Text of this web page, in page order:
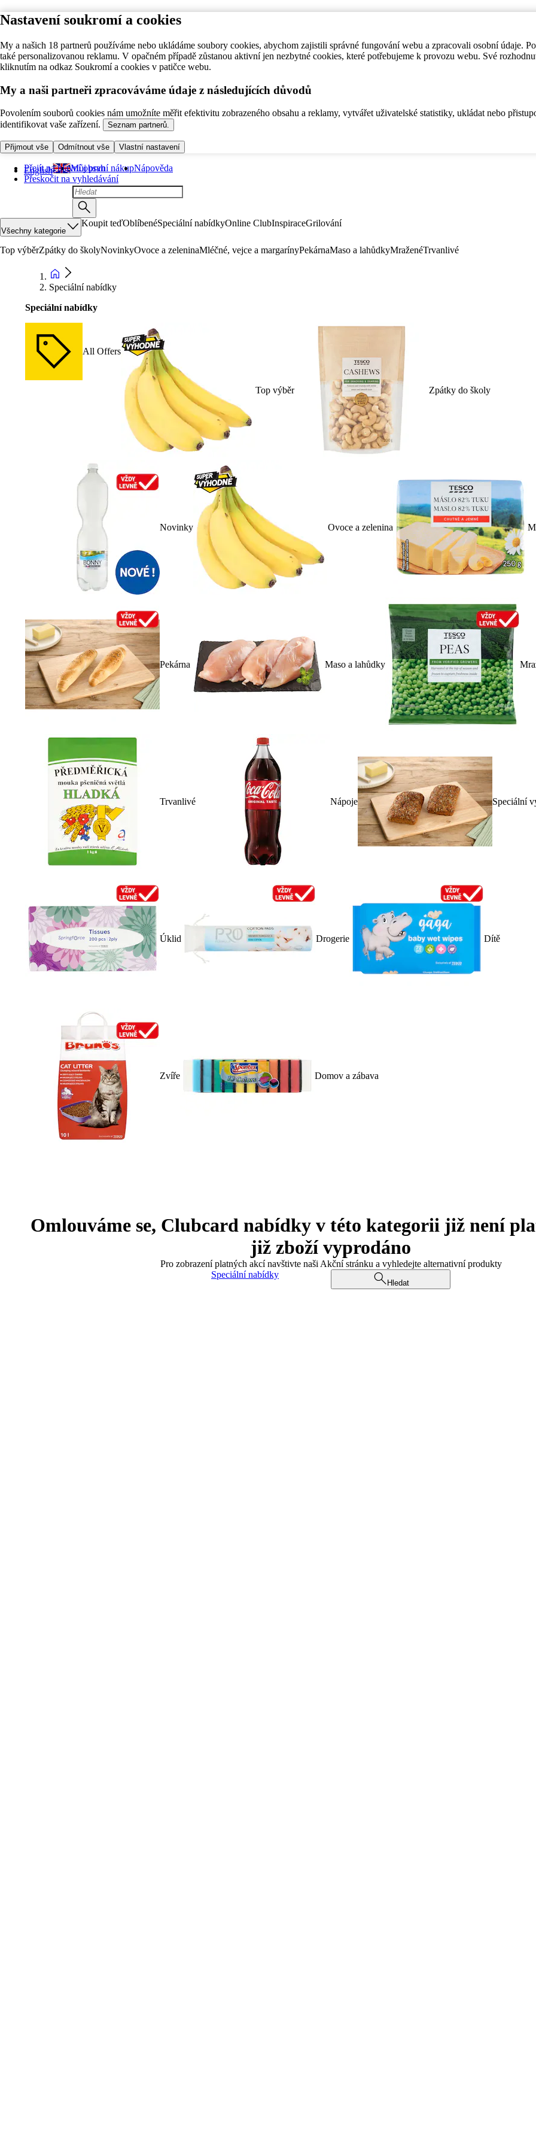
Nastavení soukromí a cookies
My a našich 18 partnerů používáme nebo ukládáme soubory cookies, abychom zajistili správné fungování webu a zpracovali osobní údaje.
také personalizovanou reklamu. V opačném případě zůstanou aktivní jen nezbytné cookies, které potřebujeme k provozu webu. Své
kliknutím na odkaz Soukromí a cookies v patičce webu.
My a naši partneři zpracováváme údaje z následujících důvodů
Povolením souborů cookies nám umožníte měřit efektivitu zobrazeného obsahu a reklamy, vytvářet uživatelské statistiky, ukládat nebo
identifikovat vaše zařízení.
Seznam partnerů.
Přijmout vše Odmítnout vše Vlastní nastavení
Přejít na hlavní obsah
Přeskočit na vyhledávání
English Můj první nákupNápověda
Všechny kategorie
Koupit teďOblíbenéSpeciální nabídkyOnline ClubInspiraceGrilování
Top výběrZpátky do školyNovinkyOvoce a zeleninaMléčné, vejce a margarínyPekárnaMaso a lahůdkyMraženéTrvanlivé
Speciální nabídky
Speciální nabídky
All Offers
Top výběr Zpátky do školy
Novinky Ovoce a zelenina
Pekárna Maso a lahůdky
Trvanlivé Nápoje Speciální
Úklid Drogerie Dítě
Zvíře Domov a zábava
Omlouváme se, Clubcard nabídky v této kategorii již není
již zboží vyprodáno
Pro zobrazení platných akcí navštivte naši Akční stránku a vyhledejte alternativní produkty
Speciální nabídky
Hledat